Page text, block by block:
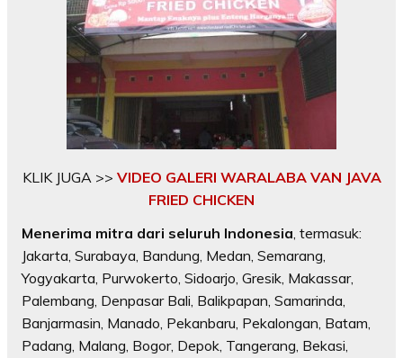
KLIK JUGA >> VIDEO GALERI WARALABA VAN JAVA
FRIED CHICKEN
Menerima mitra dari seluruh Indonesia, termasuk:
Jakarta, Surabaya, Bandung, Medan, Semarang,
Yogyakarta, Purwokerto, Sidoarjo, Gresik, Makassar,
Palembang, Denpasar Bali, Balikpapan, Samarinda,
Banjarmasin, Manado, Pekanbaru, Pekalongan, Batam,
Padang, Malang, Bogor, Depok, Tangerang, Bekasi,